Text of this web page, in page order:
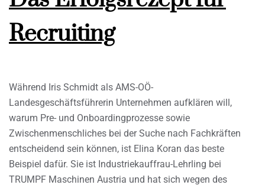
Recruiting
Während Iris Schmidt als AMS-OÖ-
Landesgeschäftsführerin Unternehmen aufklären will,
warum Pre- und Onboardingprozesse sowie
Zwischenmenschliches bei der Suche nach Fachkräften
entscheidend sein können, ist Elina Koran das beste
Beispiel dafür. Sie ist Industriekauffrau-Lehrling bei
TRUMPF Maschinen Austria und hat sich wegen des